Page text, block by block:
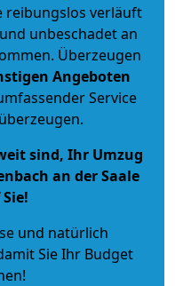
reibungslos verläuft
unbeschadet an
Überzeugen
Angeboten
Service
sind, Ihr Umzug
an der Saale
und natürlich
Sie Ihr Budget